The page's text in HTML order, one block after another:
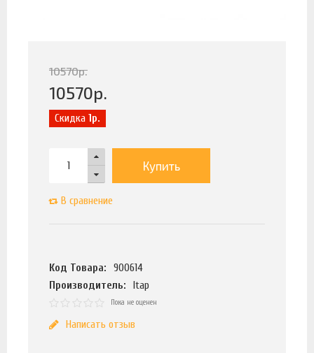
10570р.
10570р.
Скидка 1р.
Купить
В сравнение
Код Товара:
900614
Производитель:
Itap
Пока не оценен
Написать отзыв